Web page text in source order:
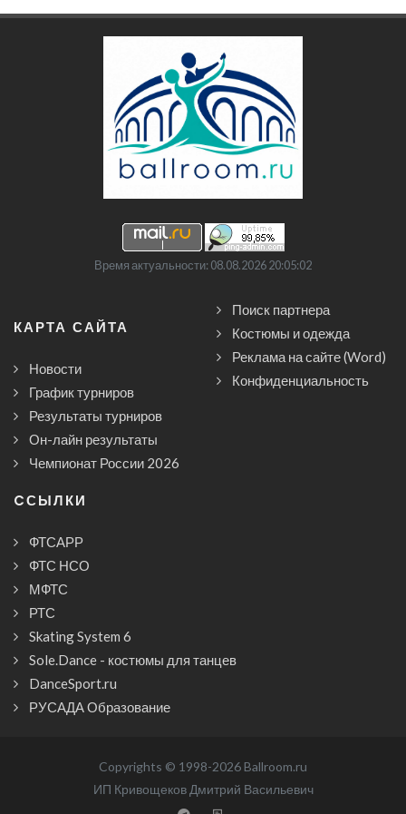
Время актуальности: 08.08.2026 20:05:02
КАРТА САЙТА
Новости
График турниров
Результаты турниров
Он-лайн результаты
Чемпионат России 2026
Поиск партнера
Костюмы и одежда
Реклама на сайте (Word)
Конфиденциальность
CСЫЛКИ
ФТСАРР
ФТС НСО
МФТС
РТС
Skating System 6
Sole.Dance - костюмы для танцев
DanceSport.ru
РУСАДА Образование
Copyrights © 1998-2026 Ballroom.ru
ИП Кривощеков Дмитрий Васильевич